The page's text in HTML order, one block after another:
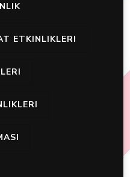
ETKINLIKLERI